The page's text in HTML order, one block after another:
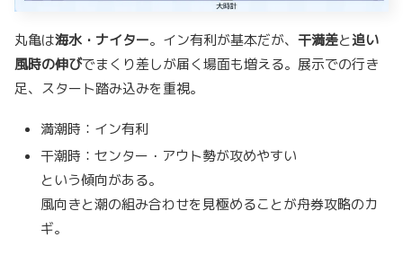
丸亀は海水・ナイター。イン有利が基本だが、 干満差と追い
風時の伸びでまくり差しが届く場面も増える。展示での行き
足、スタート踏み込みを重視。
満潮時：イン有利
干潮時：センター・アウト勢が攻めやすい
という傾向がある。
風向きと潮の組み合わせを見極めることが舟券攻略のカ
ギ。